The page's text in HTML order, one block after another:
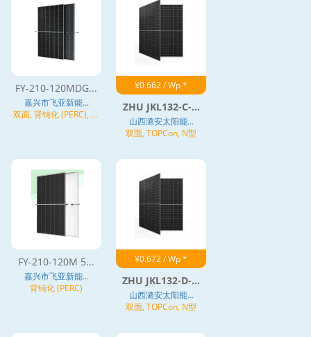
FY-210-120MDG...
嘉兴市飞亚新能...
双面, 背钝化 (PERC), 异
¥0.662 / Wp *
ZHU JKL132-C-...
山西潞安太阳能...
双面, TOPCon, N型
FY-210-120M 5...
嘉兴市飞亚新能...
背钝化 (PERC)
¥0.672 / Wp *
ZHU JKL132-D-...
山西潞安太阳能...
双面, TOPCon, N型